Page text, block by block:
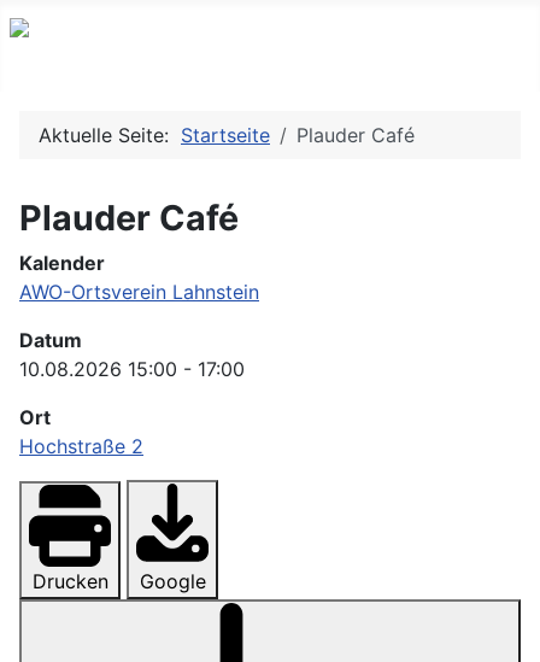
Aktuelle Seite: Startseite Plauder Café
Plauder Café
Kalender
AWO-Ortsverein Lahnstein
Datum
10.08.2026 15:00 - 17:00
Ort
Hochstraße 2
Drucken Google